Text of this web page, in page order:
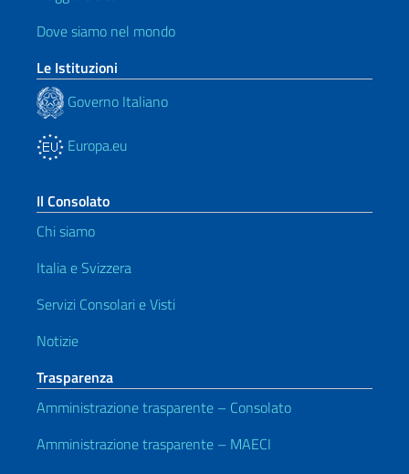
Dove siamo nel mondo
Le Istituzioni
Governo Italiano
Europa.eu
Il Consolato
Chi siamo
Italia e Svizzera
Servizi Consolari e Visti
Notizie
Trasparenza
Amministrazione trasparente – Consolato
Amministrazione trasparente – MAECI